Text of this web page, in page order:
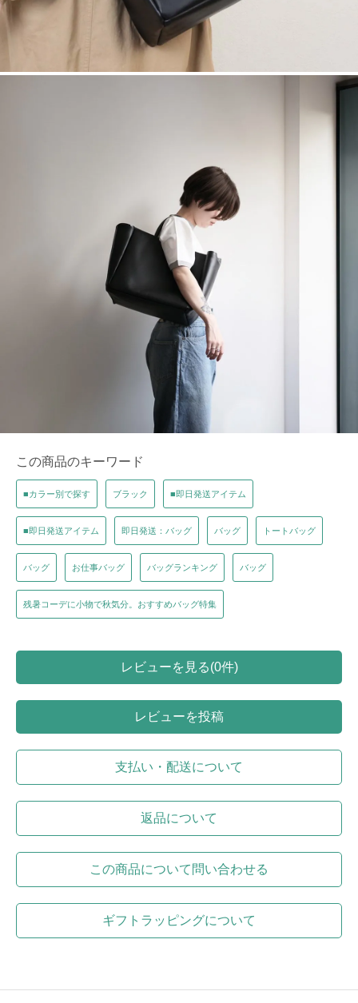
この商品のキーワード
■カラー別で探す ブラック ■即日発送アイテム
■即日発送アイテム 即日発送：バッグ バッグ トートバッグ
バッグ お仕事バッグ バッグランキング バッグ
残暑コーデに小物で秋気分。おすすめバッグ特集
レビューを見る(0件)
レビューを投稿
支払い・配送について
返品について
この商品について問い合わせる
ギフトラッピングについて